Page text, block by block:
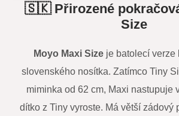
🇸🇰 Přirozené
Size
Moyo Maxi Size je batolecí verze
slovenského nosítka. Zatímco Tiny
miminka od 62 cm, Maxi nastupuje
dítko z Tiny vyroste. Má větší zádový